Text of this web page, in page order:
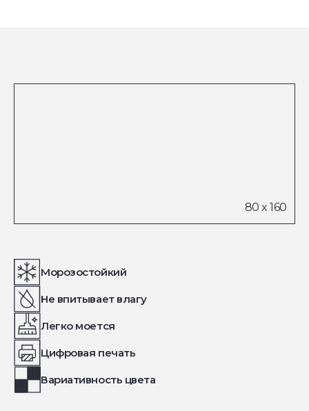
Морозостойкий
Не впитывает влагу
Легко моется
Цифровая печать
Вариативность цвета